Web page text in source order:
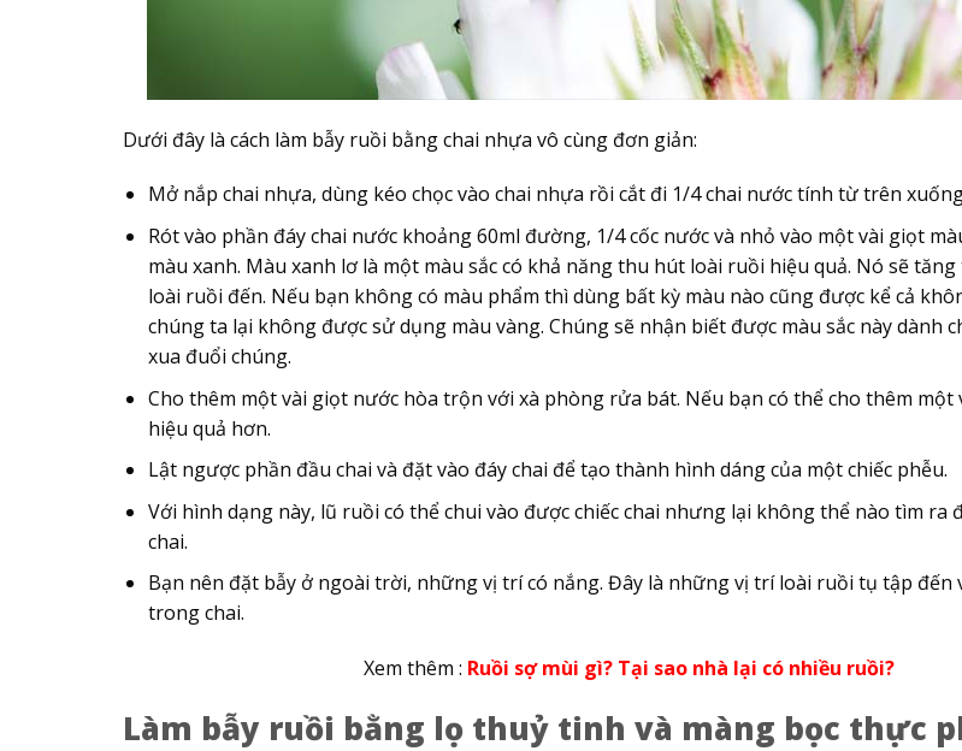
Dưới đây là cách làm bẫy ruồi bằng chai nhựa vô cùng đơn giản:
Mở nắp chai nhựa, dùng kéo chọc vào chai nhựa rồi cắt đi 1/4 chai nước tính từ trên
Rót vào phần đáy chai nước khoảng 60ml đường, 1/4 cốc nước và nhỏ vào một vài giọt
màu xanh. Màu xanh lơ là một màu sắc có khả năng thu hút loài ruồi hiệu quả. Nó sẽ
loài ruồi đến. Nếu bạn không có màu phẩm thì dùng bất kỳ màu nào cũng được kể cả
chúng ta lại không được sử dụng màu vàng. Chúng sẽ nhận biết được màu sắc này dành
xua đuổi chúng.
Cho thêm một vài giọt nước hòa trộn với xà phòng rửa bát. Nếu bạn có thể cho thêm một
hiệu quả hơn.
Lật ngược phần đầu chai và đặt vào đáy chai để tạo thành hình dáng của một chiếc phễu.
Với hình dạng này, lũ ruồi có thể chui vào được chiếc chai nhưng lại không thể nào tìm ra
chai.
Bạn nên đặt bẫy ở ngoài trời, những vị trí có nắng. Đây là những vị trí loài ruồi tụ tập đến
trong chai.
Xem thêm : Ruồi sợ mùi gì? Tại sao nhà lại có nhiều ruồi?
Làm bẫy ruồi bằng lọ thuỷ tinh và màng bọc thực